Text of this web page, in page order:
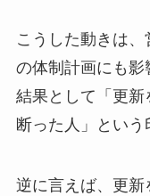
こうした動きは
の体制計画にも影
結果として「更
断った人」という
逆に言えば、更新